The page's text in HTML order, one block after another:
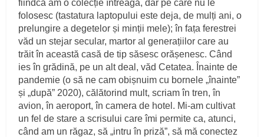
fiindcă am o colecție întreagă, dar pe care nu le
folosesc (tastatura laptopului este deja, de mulți ani, o
prelungire a degetelor și minții mele); în fața ferestrei
văd un stejar secular, martor al generațiilor care au
trăit în această casă de tip săsesc orășenesc. Când
ies în grădină, pe un alt deal, văd Cetatea. Înainte de
pandemie (o să ne cam obișnuim cu bornele „înainte”
și „după” 2020), călătorind mult, scriam în tren, în
avion, în aeroport, în camera de hotel. Mi-am cultivat
un fel de stare a scrisului care îmi permite ca, atunci,
când am un răgaz, să „intru în priză”, să mă conectez